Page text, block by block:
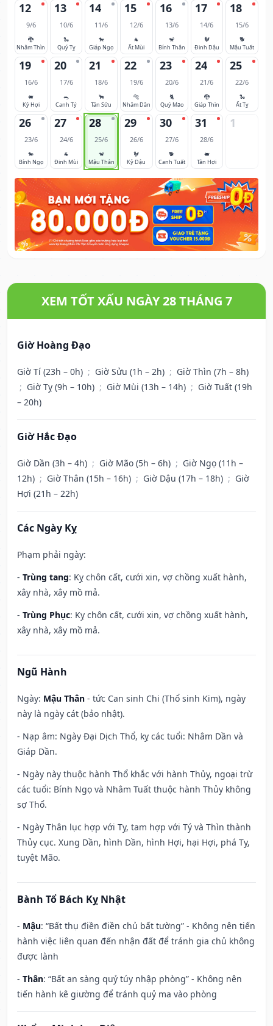
12
9/6
🐉
Nhâm Thìn
13
10/6
🐍
Quý Tỵ
14
11/6
🐎
Giáp Ngọ
15
12/6
🐐
Ất Mùi
16
13/6
🐒
Bính Thân
17
14/6
🐓
Đinh Dậu
18
15/6
🐕
Mậu Tuất
19
16/6
🐖
Kỷ Hợi
20
17/6
🐀
Canh Tý
21
18/6
🐂
Tân Sửu
22
19/6
🐅
Nhâm Dần
23
20/6
🐈
Quý Mão
24
21/6
🐉
Giáp Thìn
25
22/6
🐍
Ất Tỵ
26
23/6
🐎
Bính Ngọ
27
24/6
🐐
Đinh Mùi
28
25/6
🐒
Mậu Thân
29
26/6
🐓
Kỷ Dậu
30
27/6
🐕
Canh Tuất
31
28/6
🐖
Tân Hợi
1
XEM TỐT XẤU NGÀY 28 THÁNG 7
Giờ Hoàng Đạo
Giờ Tí (23h – 0h) ; Giờ Sửu (1h – 2h) ; Giờ Thìn (7h – 8h)
; Giờ Tỵ (9h – 10h) ; Giờ Mùi (13h – 14h) ; Giờ Tuất (19h
– 20h)
Giờ Hắc Đạo
Giờ Dần (3h – 4h) ; Giờ Mão (5h – 6h) ; Giờ Ngọ (11h –
12h) ; Giờ Thân (15h – 16h) ; Giờ Dậu (17h – 18h) ; Giờ
Hợi (21h – 22h)
Các Ngày Kỵ
Phạm phải ngày:
- Trùng tang: Kỵ chôn cất, cưới xin, vợ chồng xuất hành,
xây nhà, xây mồ mả.
- Trùng Phục: Kỵ chôn cất, cưới xin, vợ chồng xuất hành,
xây nhà, xây mồ mả.
Ngũ Hành
Ngày: Mậu Thân - tức Can sinh Chi (Thổ sinh Kim), ngày
này là ngày cát (bảo nhật).
- Nạp âm: Ngày Đại Dịch Thổ, kỵ các tuổi: Nhâm Dần và
Giáp Dần.
- Ngày này thuộc hành Thổ khắc với hành Thủy, ngoại trừ
các tuổi: Bính Ngọ và Nhâm Tuất thuộc hành Thủy không
sợ Thổ.
- Ngày Thân lục hợp với Tỵ, tam hợp với Tý và Thìn thành
Thủy cục. Xung Dần, hình Dần, hình Hợi, hại Hợi, phá Tỵ,
tuyệt Mão.
Bành Tổ Bách Kỵ Nhật
- Mậu: “Bất thụ điền điền chủ bất tường” - Không nên tiến
hành việc liên quan đến nhận đất để tránh gia chủ không
được lành
- Thân: “Bất an sàng quỷ túy nhập phòng” - Không nên
tiến hành kê giường để tránh quỷ ma vào phòng